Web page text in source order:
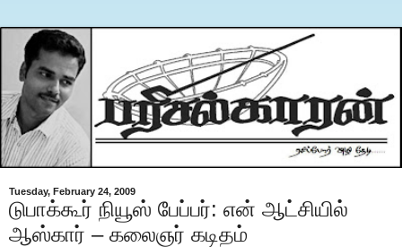
Tuesday, February 24, 2009
டுபாக்கூர் நியூஸ் பேப்பர்: என் ஆட்சியில்
ஆஸ்கார் – கலைஞர் கடிதம்